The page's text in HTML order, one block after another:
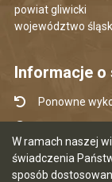
W ramach naszej
świadczenia
sposób
powiat gliwicki
województwo
Informacje
Ponowne
Mapa serwisu
Instrukcja